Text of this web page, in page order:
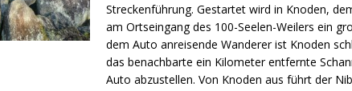
Streckenführung. Gestartet wird in Knoden,
am Ortseingang des 100-Seelen-Weilers ein
dem Auto anreisende Wanderer ist Knoden
das benachbarte ein Kilometer entfernte
Auto abzustellen. Von Knoden aus führt der